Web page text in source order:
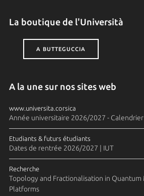
La boutique de l'Università
A BUTTEGUCCIA
A la une sur nos sites web
www.universita.corsica
Année universitaire 2026/2027 -
Etudiants & futurs étudiants
Dates de rentrée 2026/2027 | IUT
Recherche
Topology and Fractionalisation in
Platforms